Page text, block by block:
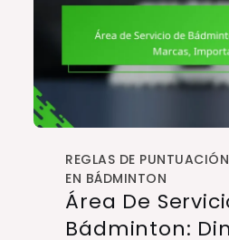
REGLAS DE
EN BÁDMINTON
Área De
Bádminton: